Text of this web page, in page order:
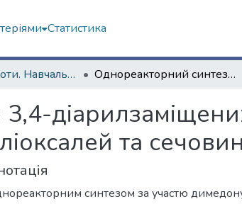
Статистика
Наукові роботи. Навчально-науковий інститут Хімії Однореакторний синтез 3,4-діарилзаміщених імідазолін-2-онів за участю димедону, арилгліоксалей та сечовин
та сечовин
синтезом за участю